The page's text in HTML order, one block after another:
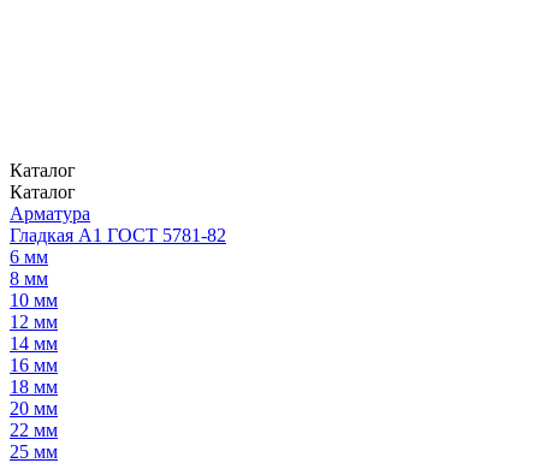
Каталог
Каталог
Арматура
Гладкая А1 ГОСТ 5781-82
6 мм
8 мм
10 мм
12 мм
14 мм
16 мм
18 мм
20 мм
22 мм
25 мм